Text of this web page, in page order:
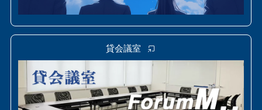
貸会議室